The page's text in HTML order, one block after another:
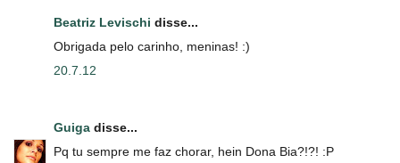
Beatriz Levischi disse...
Obrigada pelo carinho, meninas! :)
20.7.12
Guiga disse...
Pq tu sempre me faz chorar, hein Dona Bia?!?! :P